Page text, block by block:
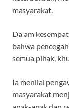
masyarakat.
Dalam
bahwa
semua pihak,
Ia menilai
masyarakat
anak-anak dan